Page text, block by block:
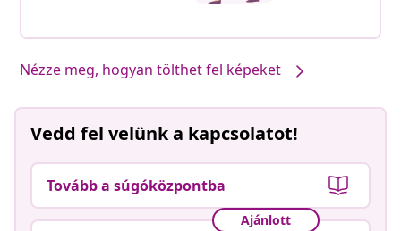
Nézze meg, hogyan tölthet fel képeket
Vedd fel velünk a kapcsolatot!
Tovább a súgóközpontba
Ajánlott